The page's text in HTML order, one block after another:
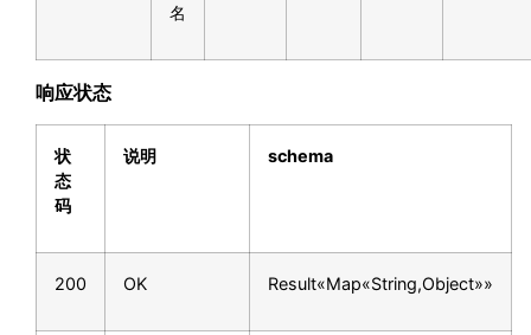
名
响应状态
状
态
码
说明 schema
200 OK Result«Map«String,Object»»